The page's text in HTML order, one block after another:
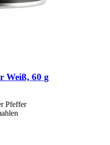
Weiß, 60 g
Pfeffer